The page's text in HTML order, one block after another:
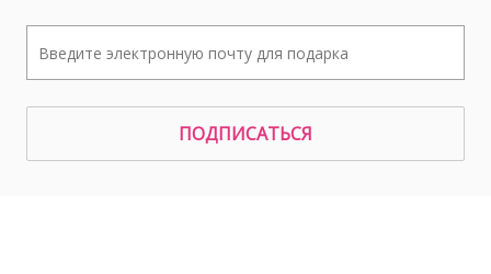
ПОДПИСАТЬСЯ